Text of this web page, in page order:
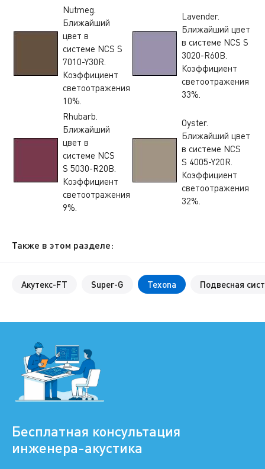
Nutmeg.
Ближайший
цвет в
системе NCS S
7010-Y30R.
Коэффициент
светоотражения
10%.
Lavender.
Ближайший цвет
в системе NCS S
3020-R60B.
Коэффициент
светоотражения
33%.
Rhubarb.
Ближайший
цвет в
системе NCS
S 5030-R20B.
Коэффициент
светоотражения
9%.
Oyster.
Ближайший цвет
в системе NCS
S 4005-Y20R.
Коэффициент
светоотражения
32%.
Также в этом разделе:
Акутекс-FT Super-G Texona Подвесная
Бесплатная консультация
инженера-акустика